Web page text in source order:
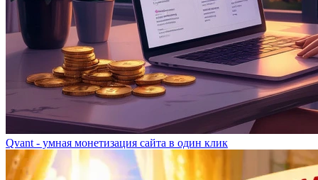
Qvant - умная монетизация сайта в один клик